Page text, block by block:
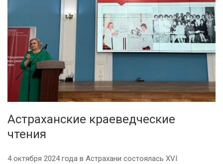
Астраханские краеведческие
чтения
4 октября 2024 года в Астрахани состоялась XVI